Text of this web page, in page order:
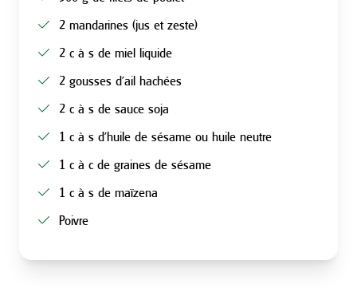
2 mandarines (jus et zeste)
2 c à s de miel liquide
2 gousses d’ail hachées
2 c à s de sauce soja
1 c à s d’huile de sésame ou huile neutre
1 c à c de graines de sésame
1 c à s de maïzena
Poivre